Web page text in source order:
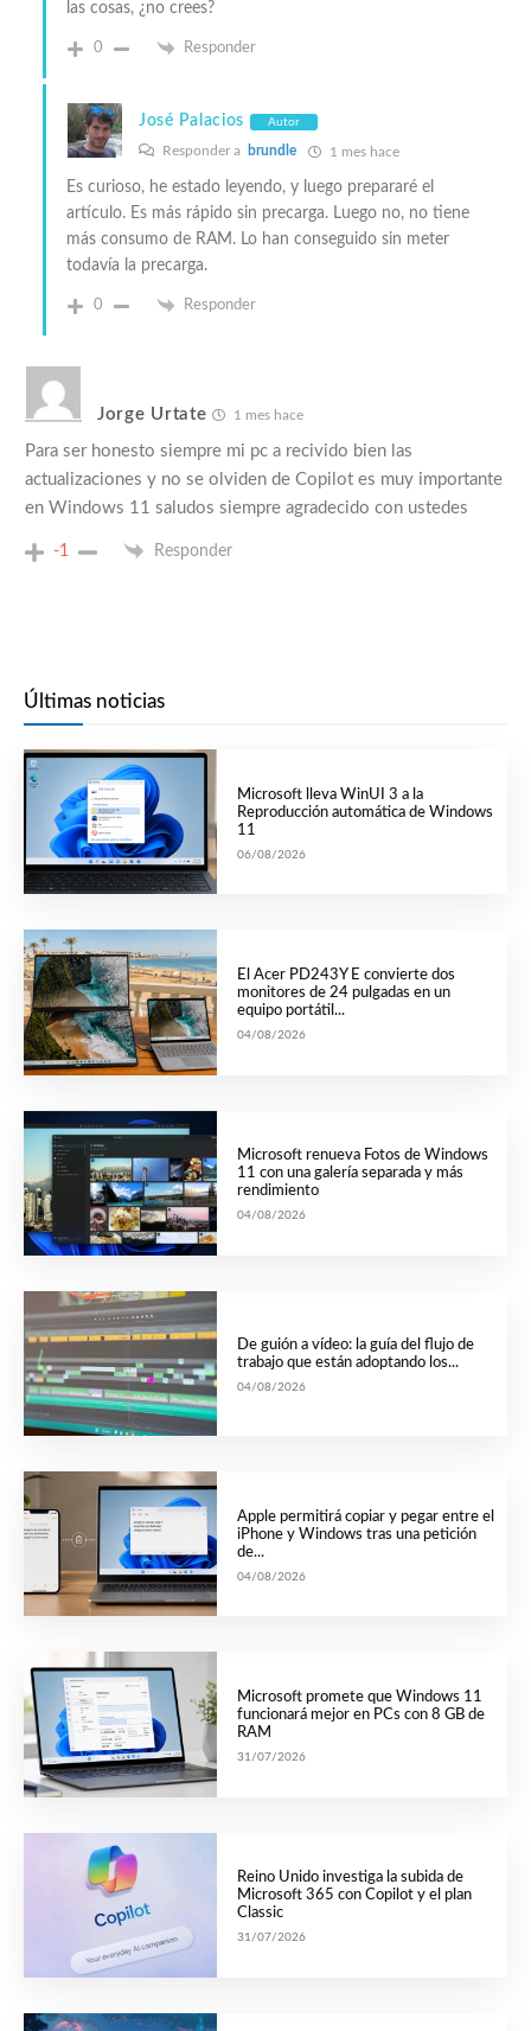
las cosas, ¿no crees?
0 Responder
José Palacios Autor
Responder a brundle 1 mes hace
Es curioso, he estado leyendo, y luego prepararé el
artículo. Es más rápido sin precarga. Luego no, no tiene
más consumo de RAM. Lo han conseguido sin meter
todavía la precarga.
0 Responder
Jorge Urtate 1 mes hace
Para ser honesto siempre mi pc a recivido bien las
actualizaciones y no se olviden de Copilot es muy importante
en Windows 11 saludos siempre agradecido con ustedes
-1 Responder
Últimas noticias
Microsoft lleva WinUI 3 a la
Reproducción automática de Windows
11
06/08/2026
El Acer PD243Y E convierte dos
monitores de 24 pulgadas en un
equipo portátil...
04/08/2026
Microsoft renueva Fotos de Windows
11 con una galería separada y más
rendimiento
04/08/2026
De guión a vídeo: la guía del flujo de
trabajo que están adoptando los...
04/08/2026
Apple permitirá copiar y pegar entre el
iPhone y Windows tras una petición
de...
04/08/2026
Microsoft promete que Windows 11
funcionará mejor en PCs con 8 GB de
RAM
31/07/2026
Reino Unido investiga la subida de
Microsoft 365 con Copilot y el plan
Classic
31/07/2026